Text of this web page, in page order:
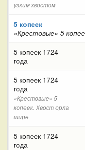
узким хвостом
5 копеек
«Крестовые» 5
5 копеек 1724
года
5 копеек 1724
года
«Крестовые» 5
копеек. Хвост орла
шире
5 копеек 1724
года